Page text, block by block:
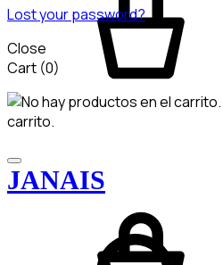
Lost your password?
Close
Cart (0)
carrito.
JANAIS